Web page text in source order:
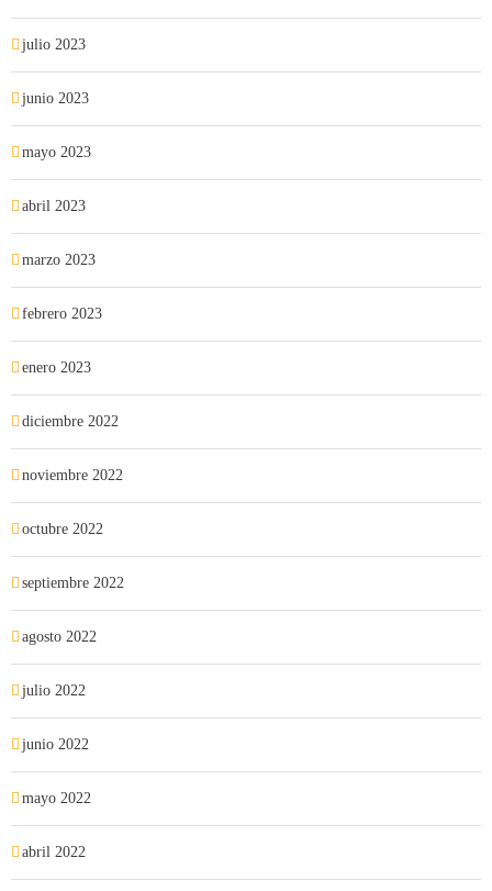
julio 2023
junio 2023
mayo 2023
abril 2023
marzo 2023
febrero 2023
enero 2023
diciembre 2022
noviembre 2022
octubre 2022
septiembre 2022
agosto 2022
julio 2022
junio 2022
mayo 2022
abril 2022